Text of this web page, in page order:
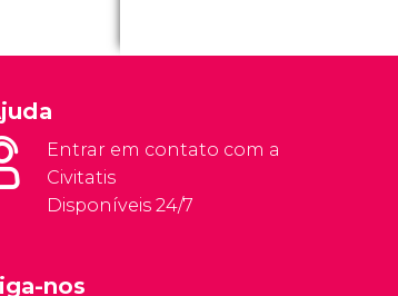
Entrar em contato com a
Civitatis
Disponíveis 24/7
nos